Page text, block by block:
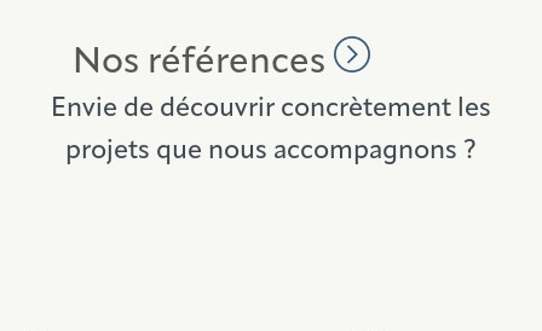
Nos références
Envie de découvrir concrètement les
projets que nous accompagnons ?